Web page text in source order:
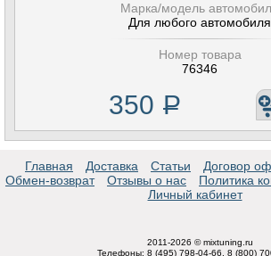
Марка/модель
Для любого автомобиля
Номер товара
76346
350 Р
Главная Доставка Статьи Договор
Обмен-возврат
Отзывы о нас
Политика
Личный кабинет
2011-2026 © mixtuning.ru
Телефоны: 8 (495) 798-04-66, 8 (800)